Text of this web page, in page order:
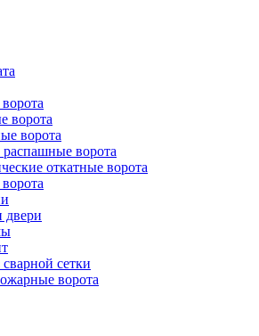
ворота
ворота
ворота
откатные ворота
двери
сетки
ворота